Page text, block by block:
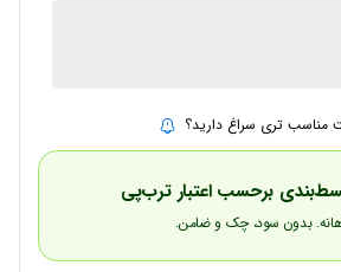
مناسب تری سراغ دارید؟
برحسب اعتبار ترب‌پی